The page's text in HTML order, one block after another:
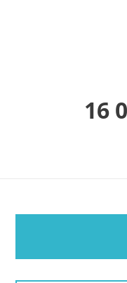
16